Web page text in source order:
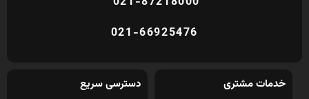
021-66925476
خدمات مشتری دسترسی سریع